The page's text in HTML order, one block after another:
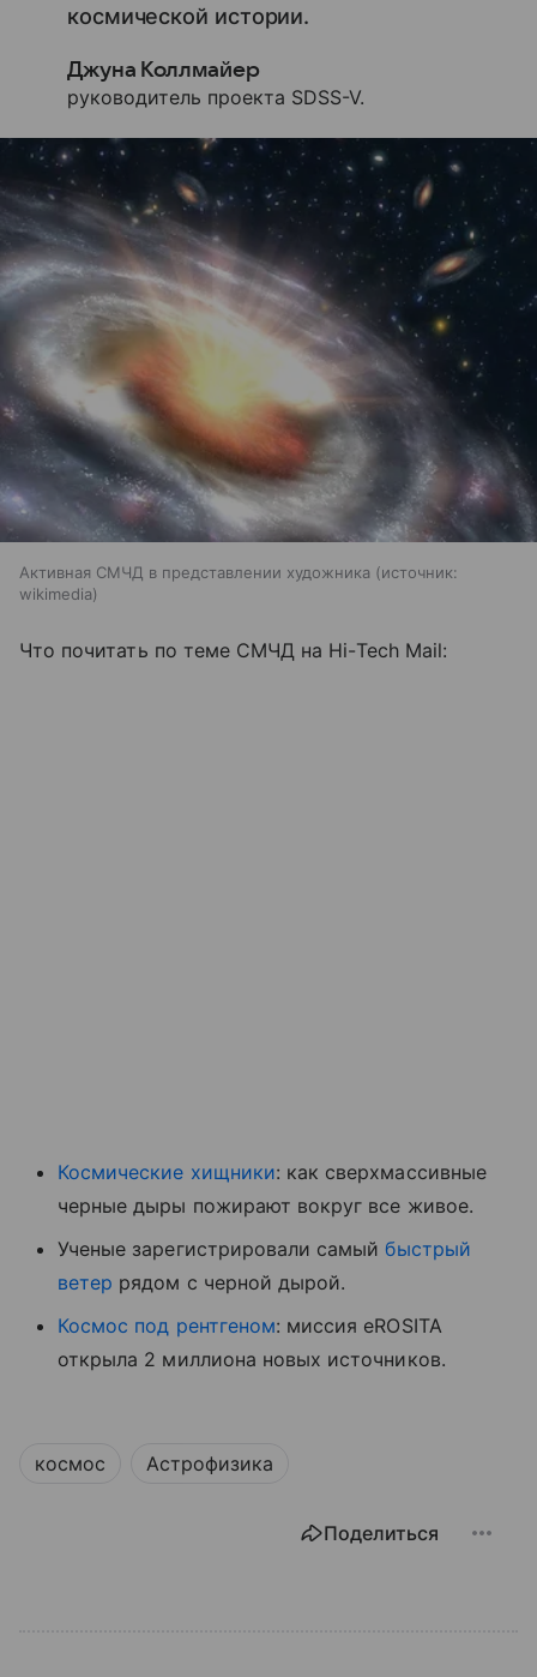
космической истории.
Джуна Коллмайер
руководитель проекта SDSS-V.
Активная СМЧД в представлении художника
источник:
wikimedia
Что почитать по теме СМЧД на Hi-Tech Mail:
Космические хищники: как сверхмассивные
черные дыры пожирают вокруг все живое.
Ученые зарегистрировали самыйбыстрый
ветер рядом с черной дырой.
Космос под рентгеном: миссия eROSITA
открыла 2 миллиона новых источников.
космос Астрофизика
Поделиться